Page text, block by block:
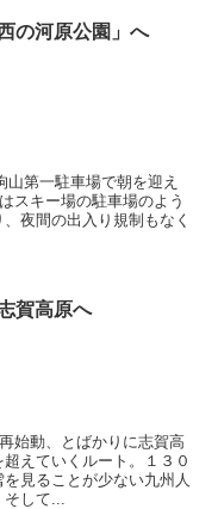
の河原公園」へ
第一駐車場で朝を迎え
スキー場の駐車場のよう
夜間の出入り規制もなく
賀高原へ
動、とばかりに志賀高
えていくルート。１３０
見ることが少ない九州人
して...